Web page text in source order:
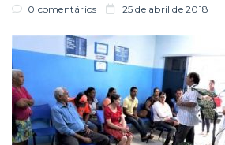
0 comentários
25 de abril de 2018